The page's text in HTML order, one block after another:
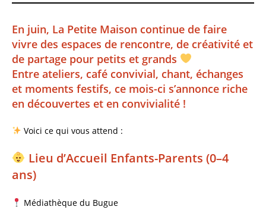
En juin, La Petite Maison continue de faire
vivre des espaces de rencontre, de créativité et
de partage pour petits et grands
Entre ateliers, café convivial, chant, échanges
et moments festifs, ce mois-ci s’annonce riche
en découvertes et en convivialité !
Voici ce qui vous attend :
Lieu d’Accueil Enfants-Parents (0–4
ans)
Médiathèque du Bugue